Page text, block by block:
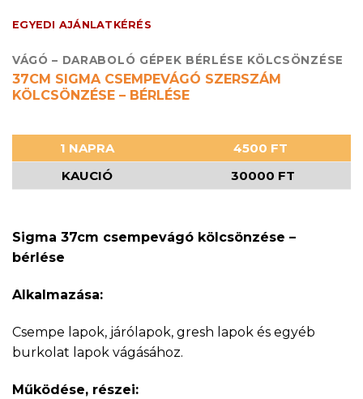
EGYEDI AJÁNLATKÉRÉS
VÁGÓ – DARABOLÓ GÉPEK BÉRLÉSE KÖLCSÖNZÉSE
37CM SIGMA CSEMPEVÁGÓ SZERSZÁM
KÖLCSÖNZÉSE – BÉRLÉSE
1 NAPRA
4500 FT
KAUCIÓ
30000 FT
Sigma 37cm csempevágó kölcsönzése –
bérlése
Alkalmazása:
Csempe lapok, járólapok, gresh lapok és egyéb
burkolat lapok vágásához.
Működése, részei: